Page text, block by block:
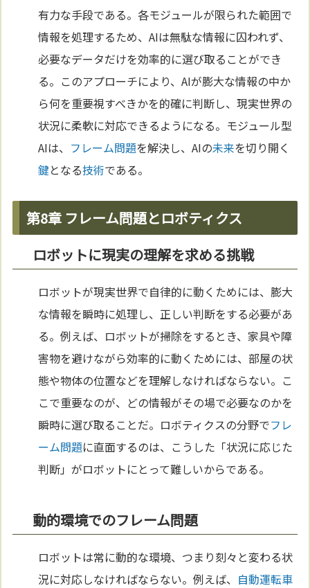
有力な手段である。各モジュールが限られた範囲で
情報を処理するため、AIは無駄な情報に囚われず、
必要なデータだけを効率的に選び取ることができ
る。このアプローチにより、AIが膨大な情報の中か
ら何を重要視すべきかを的確に判断し、現実世界の
状況に柔軟に対応できるようになる。モジュール型
AIは、 フレーム問題を解決し、AIの未来を切り開く
鍵となる技術である。
第8章 フレーム問題とロボティクス
ロボットに現実の理解を求める挑戦
ロボットが現実世界で自律的に動くためには、膨大
な情報を瞬時に処理し、正しい判断をする必要があ
る。例えば、ロボットが掃除をするとき、家具や障
害物を避けながら効率的に動くためには、部屋の状
態や物体の位置などを理解しなければならない。こ
こで重要なのが、どの情報がその場で必要なのかを
瞬時に選び取ることだ。ロボティクスの分野でフレ
ーム問題に直面するのは、こうした「状況に応じた
判断」がロボットにとって難しいからである。
動的環境でのフレーム問題
ロボットは常に動的な環境、つまり刻々と変わる状
況に対応しなければならない。例えば、 自動運転車